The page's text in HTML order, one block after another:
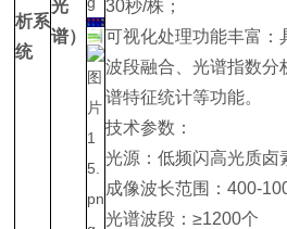
析系
统
光
谱）
30秒/株；
可视化处理功能丰富：
波段融合、光谱指数分
谱特征统计等功能。
技术参数：
光源：低频闪高光质卤
成像波长范围：400-
光谱波段：≥1200个